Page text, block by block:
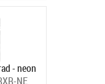
- neon
NE